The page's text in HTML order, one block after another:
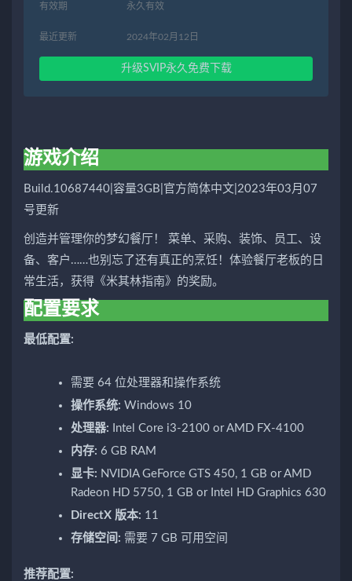
有效期 永久有效
最近更新 2024年02月12日
升级SVIP永久免费下载
游戏介绍
Build.10687440|容量3GB|官方简体中文|2023年03月07
号更新
创造并管理你的梦幻餐厅！ 菜单、采购、装饰、员工、设
备、客户……也别忘了还有真正的烹饪！体验餐厅老板的日
常生活，获得《米其林指南》的奖励。
配置要求
最低配置:
需要 64 位处理器和操作系统
操作系统: Windows 10
处理器: Intel Core i3-2100 or AMD FX-4100
内存: 6 GB RAM
显卡: NVIDIA GeForce GTS 450, 1 GB or AMD
Radeon HD 5750, 1 GB or Intel HD Graphics 630
DirectX 版本: 11
存储空间: 需要 7 GB 可用空间
推荐配置: